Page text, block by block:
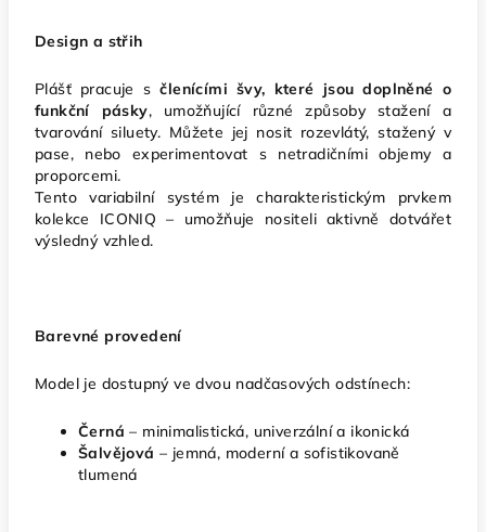
Design a střih
Plášť pracuje sčlenícími švy, které jsou doplněné o
funkční pásky, umožňující různé způsoby stažení a
tvarování siluety. Můžete jej nosit rozevlátý, stažený v
pase, nebo experimentovat s netradičními objemy a
proporcemi.
Tento variabilní systém je charakteristickým prvkem
kolekce ICONIQ – umožňuje nositeli aktivně dotvářet
výsledný vzhled.
Barevné provedení
Model je dostupný ve dvou nadčasových odstínech:
Černá – minimalistická, univerzální a ikonická
Šalvějová – jemná, moderní a sofistikovaně
tlumená